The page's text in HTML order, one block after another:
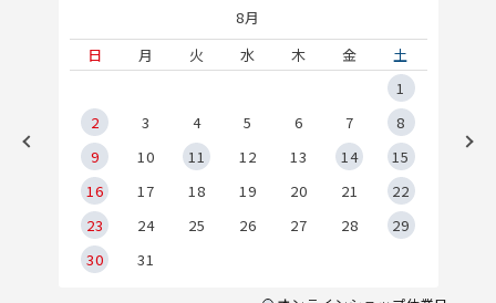
8月
日
月 火 水 木 金
土
1
2
3 4 5 6 7
8
9
10 11 12 13 14
15
16
17 18 19 20 21
22
23
24 25 26 27 28
29
30
31